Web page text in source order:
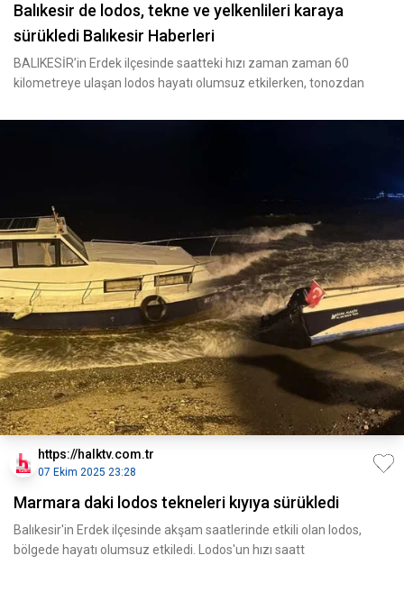
Balıkesir de lodos, tekne ve yelkenlileri karaya
sürükledi Balıkesir Haberleri
BALIKESİR’in Erdek ilçesinde saatteki hızı zaman zaman 60
kilometreye ulaşan lodos hayatı olumsuz etkilerken, tonozdan
https://halktv.com.tr
07 Ekim 2025 23:28
Marmara daki lodos tekneleri kıyıya sürükledi
Balıkesir'in Erdek ilçesinde akşam saatlerinde etkili olan lodos,
bölgede hayatı olumsuz etkiledi. Lodos'un hızı saatt